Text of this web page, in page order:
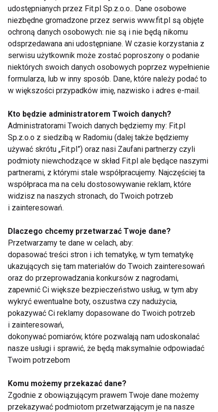
Prawie 60% dzieci w wieku 12 miesięcy zbyt
wcześnie otrzymuje żywność, która nie jest
przeznaczona dla niemowląt i małych dzieci. Wyroby
dla dzieci powinny być przede wszystkim
bezpieczne, dlatego przepisy prawa przewidują
normy bezpieczeństwa dla produktów
przeznaczonych dla niemowląt i małych dzieci, które
żywności dla dorosłych. Warto więc wybierać
produkty z oznaczeniem wieku na opakowaniu,
ponieważ daje to pewność, że są one dopasowane
do zmieniających się potrzeb i etapu rozwoju dzieci.
Jeśli rodzice bądź opiekunowie nie zadbają o
prawidłowe nawyki żywieniowe dzieci, otyłość wśród
najmłodszych będzie coraz bardziej powszechna.
Nieodpowiednia dieta lub przekarmianie może
otyłości, a dziecko z nadwagą wyrasta często na
otyłą osobę dorosłą. Otyłości lepiej zapobiegać niż
później z nią walczyć. Poważna otyłość uważana jest
za przyczynę 12-krotnie zwiększonej śmiertelności
zaobserwowanej u osób w wieku 25-35 lat, w
porównaniu do osób o prawidłowej masie ciała .
www.fit.pl
ZDROWE DZIECKO
ZDROWA DIETA DZIECKA
ODŻYWIANIE DZIECKA DIETA NIEMOWLAKA
udostępnianych przez Fit.pl Sp.z.o.o.. Dane osobowe
niezbędne gromadzone przez serwis www.fit.pl są objęte
ochroną danych osobowych: nie są i nie będą nikomu
odsprzedawana ani udostępniane. W czasie korzystania z
serwisu użytkownik może zostać poproszony o podanie
niektórych swoich danych osobowych poprzez wypełnienie
formularza, lub w inny sposób. Dane, które należy podać to
w większości przypadków imię, nazwisko i adres e-mail.
Kto będzie administratorem Twoich danych?
Administratorami Twoich danych będziemy my: Fit.pl
Sp.z.o.o z siedzibą w Radomiu (dalej także będziemy
używać skrótu „Fit.pl”) oraz nasi Zaufani partnerzy czyli
podmioty niewchodzące w skład Fit.pl ale będące naszymi
partnerami, z którymi stale współpracujemy. Najczęściej ta
współpraca ma na celu dostosowywanie reklam, które
widzisz na naszych stronach, do Twoich potrzeb
i zainteresowań.
Dlaczego chcemy przetwarzać Twoje dane?
Przetwarzamy te dane w celach, aby:
dopasować treści stron i ich tematykę, w tym tematykę
ukazujących się tam materiałów do Twoich zainteresowań
oraz do przeprowadzania konkursów z nagrodami,
zapewnić Ci większe bezpieczeństwo usług, w tym aby
wykryć ewentualne boty, oszustwa czy nadużycia,
pokazywać Ci reklamy dopasowane do Twoich potrzeb
i zainteresowań,
dokonywać pomiarów, które pozwalają nam udoskonalać
nasze usługi i sprawić, że będą maksymalnie odpowiadać
Twoim potrzebom
Komu możemy przekazać dane?
Zgodnie z obowiązującym prawem Twoje dane możemy
przekazywać podmiotom przetwarzającym je na nasze